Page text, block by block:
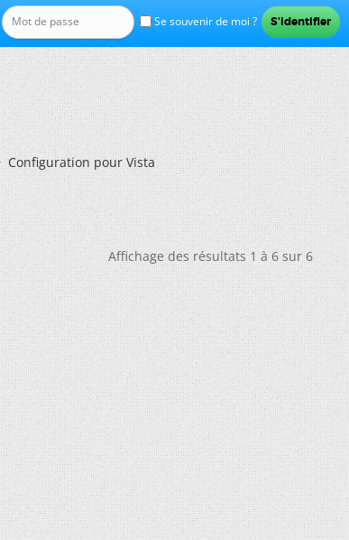
Se souvenir de moi ?
Configuration pour Vista
Affichage des résultats 1 à 6 sur 6